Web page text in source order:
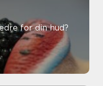
for din hud?